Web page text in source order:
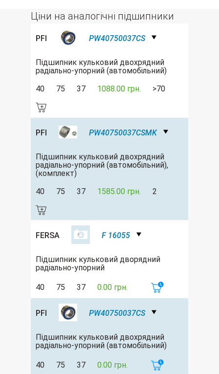
Ціни на аналогічні підшипники
PFI PW40750037CS
Підшипник кульковий двохрядний
радіально-упорний (автомобільний)
40
75 37 1088.00 грн. >70
PFI PW40750037CSMK
Підшипник кульковий двохрядний
радіально-упорний (автомобільний),
(комплект)
40
75 37 1585.00 грн. 2
FERSA F 16055
Підшипник кульковий дворядний
радіально-упорний
40 75 37 0.00 грн.
PFI PW40750037CS
Підшипник кульковий двохрядний
радіально-упорний (автомобільний)
40 75 37 0.00 грн.